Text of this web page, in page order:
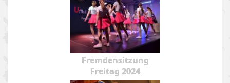
Fremdensitzung
Freitag 2024